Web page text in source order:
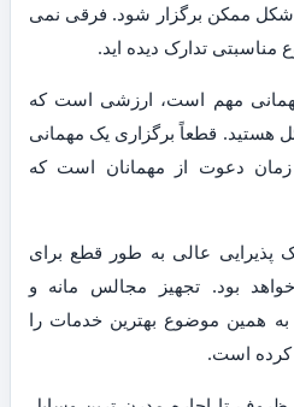
ممکن برگزار شود. فرقی نمی
مناسبتی تدارک دیده اید.
مهم است، ارزشی است که
هستید. قطعاً برگزاری یک مهمانی
دعوت از مهمانان است که
پذیرایی عالی به طور قطع برای
بود. تجهیز مجالس مانه و
به همین موضوع بهترین خدمات را
کرده است.